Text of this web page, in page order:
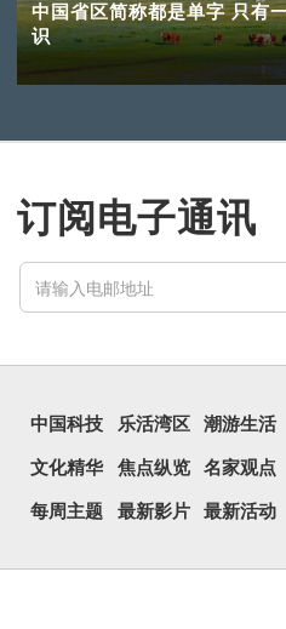
中国省区简称都是单字 只有
识
订阅电子通讯
中国科技 乐活湾区 潮游生活
文化精华 焦点纵览 名家观点
每周主题 最新影片 最新活动